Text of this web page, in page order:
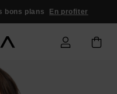
bons plans En profiter